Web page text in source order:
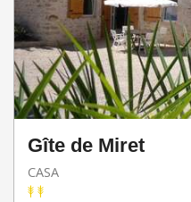
Gîte de Miret
CASA